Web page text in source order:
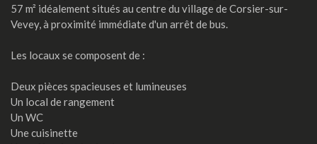
57 m² idéalement situés au centre du village de Corsier-sur-
Vevey, à proximité immédiate d'un arrêt de bus.
Les locaux se composent de :
Deux pièces spacieuses et lumineuses
Un local de rangement
Un WC
Une cuisinette